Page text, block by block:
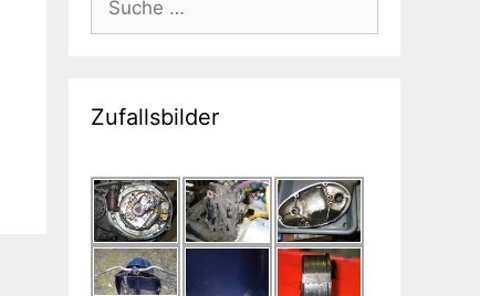
nach:
Zufallsbilder